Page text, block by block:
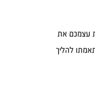
עצמכם את
להליך